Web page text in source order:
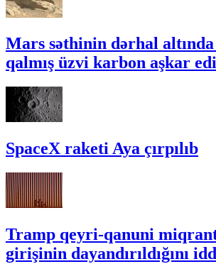
Mars səthinin dərhal
qalmış üzvi karbon aşkar
SpaceX raketi Aya çırpılıb
Tramp qeyri-qanuni
girişinin dayandırıldığını